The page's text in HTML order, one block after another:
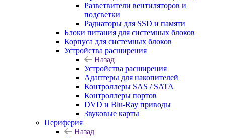
Разветвители вентиляторов и
подсветки
Радиаторы для SSD и памяти
Блоки питания для системных блоков
Корпуса для системных блоков
Устройства расширения
Назад
Устройства расширения
Адаптеры для накопителей
Контроллеры SAS / SATA
Контроллеры портов
DVD и Blu-Ray приводы
Звуковые карты
Периферия
Назад